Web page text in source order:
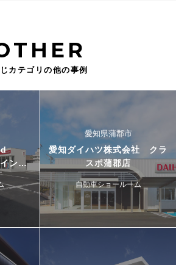
カテゴリの他の事例
ンタ
ース
愛知県蒲郡市
愛知ダイハツ株式会社 クラ
スポ蒲郡店
自動車ショールーム